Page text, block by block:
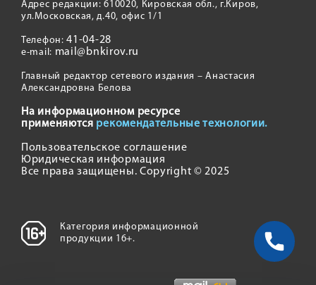
Адрес редакции: 610020, Кировская обл., г.Киров,
ул.Московская, д.40, офис 1/1
Телефон:41-04-28
e-mail: mail@bnkirov.ru
Главный редактор сетевого издания – Анастасия
Александровна Белова
На информационном ресурсе
применяются рекомендательные технологии.
Пользовательское соглашение
Юридическая информация
Все права защищены. Copyright © 2025
Категория информационной
продукции 16+.